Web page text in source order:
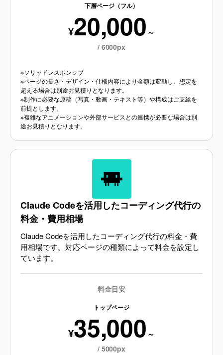
下層ページ（フル）
¥20,000 ～
/ 6000px
※ソリッドレスポンシブ
※ページの長さ・デザイン・仕様内容により金額は変動し、想定を
超える場合は別途お見積りとなります。
※制作に必要な原稿（写真・動画・テキスト等）や構成はご支給を
前提とします。
※複雑なアニメーションや外部サービスとの連携が必要な場合は別
途お見積りとなります。
Claude Codeを活用したコーディング代行の
料金・費用相場
Claude Codeを活用したコーディング代行の料金・費
用相場です。対応ページの種類によって料金を設定し
ています。
料金目安
トップページ
¥35,000 ～
/ 5000px